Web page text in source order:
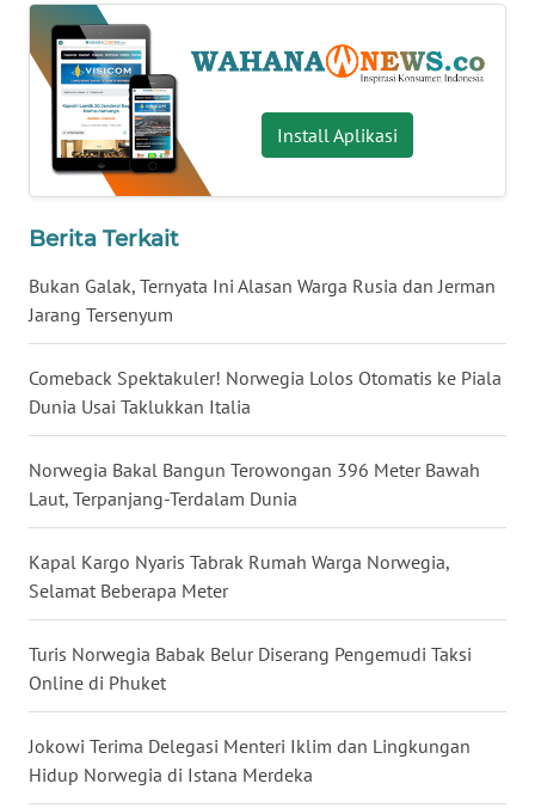
Install Aplikasi
Berita Terkait
Bukan Galak, Ternyata Ini Alasan Warga Rusia dan Jerman
Jarang Tersenyum
Comeback Spektakuler! Norwegia Lolos Otomatis ke Piala
Dunia Usai Taklukkan Italia
Norwegia Bakal Bangun Terowongan 396 Meter Bawah
Laut, Terpanjang-Terdalam Dunia
Kapal Kargo Nyaris Tabrak Rumah Warga Norwegia,
Selamat Beberapa Meter
Turis Norwegia Babak Belur Diserang Pengemudi Taksi
Online di Phuket
Jokowi Terima Delegasi Menteri Iklim dan Lingkungan
Hidup Norwegia di Istana Merdeka
WN
NTB
WN
SULTENG
SULBAR
WN
BABEL
WN
SUMBAR
WN
SUMSEL
WN
BENGKULU
WN
LAMPUNG
WN
JATENG